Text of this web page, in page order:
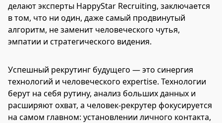
делают эксперты HappyStar Recruiting, заключается
в том, что ни один, даже самый продвинутый
алгоритм, не заменит человеческого чутья,
эмпатии и стратегического видения.
Успешный рекрутинг будущего — это синергия
технологий и человеческого expertise. Технологии
берут на себя рутину, анализ больших данных и
расширяют охват, а человек-рекрутер фокусируется
на самом главном: установлении личного контакта,